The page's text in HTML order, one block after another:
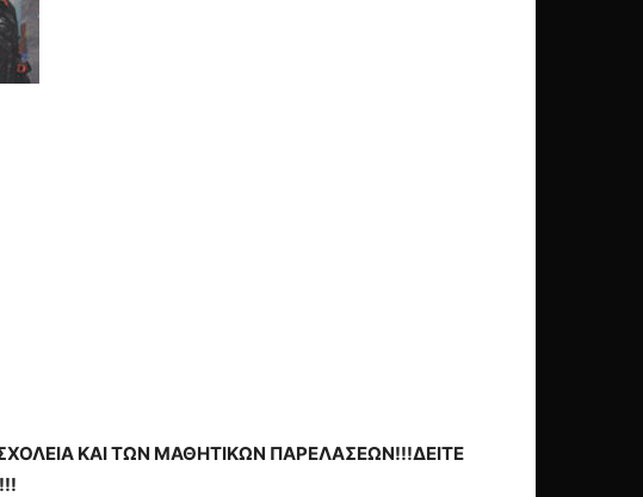
ΚΑΙ ΤΩΝ ΜΑΘΗΤΙΚΩΝ ΠΑΡΕΛΑΣΕΩΝ!!!ΔΕΙΤΕ